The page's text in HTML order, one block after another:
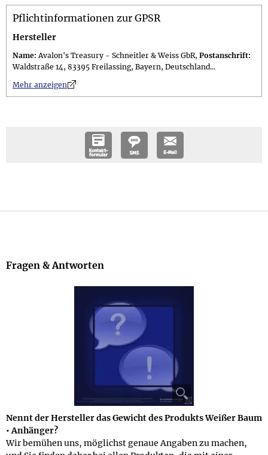
Material: Sterling Silber 925 (punziert mit 925)
Lieferumfang: ohne Kette oder Band im 10,0 x 7,5 cm
Aufpreis erhältlich) in einer 11,0 x 11,0 x 3,0 cm großen
schwarzen Geschenkschachtel mit floralem Zierband inkl.
versiegeltem Guide
Größe und Gewicht
Größe: ca. 3,8 cm lang
Jetzt bestellen Beschreibung
Pflichtinformationen zur GPSR
Hersteller
Name: Avalon's Treasury - Schneitler & Weiss GbR, Postanschrift:
Waldstraße 14, 83395 Freilassing, Bayern, Deutschland...
Mehr anzeigenn
Fragen & Antworten
Nennt der Hersteller das Gewicht des Produkts Weißer Baum
• Anhänger?
Wir bemühen uns, möglichst genaue Angaben zu machen,